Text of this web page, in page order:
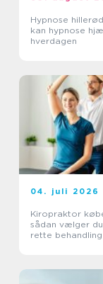
Hypnose hillerød sådan
kan hypnose
hverdagen
04. juli 2026
Kiropraktor
sådan vælger
rette